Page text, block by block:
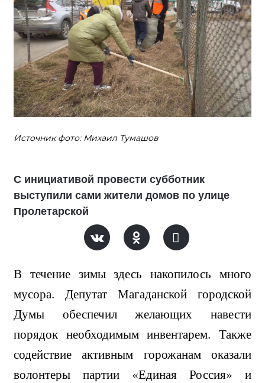
Источник фото: Михаил Тумашов
С инициативой провести субботник
выступили сами жители домов по улице
Пролетарской
В течение зимы здесь накопилось много
мусора. Депутат Магаданской городской
Думы обеспечил желающих навести
порядок необходимым инвентарем. Также
содействие активным горожанам оказали
волонтеры партии «Единая Россия» и